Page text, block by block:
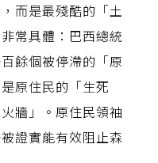
而是最殘酷的「土
常具體：巴西總統
餘個被停滯的「原
原住民的「生死
牆」。原住民領袖
證實能有效阻止森